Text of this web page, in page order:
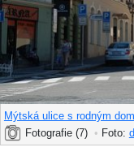
Mýtská ulice s rodným
Fotografie (7)
• Foto: